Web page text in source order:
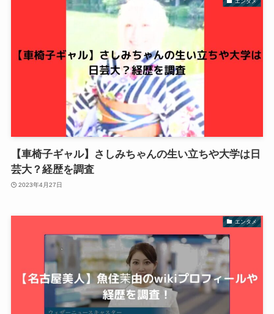
エンタメ
【車椅子ギャル】さしみちゃんの生い立ちや大学は日
芸大？経歴を調査
2023年4月27日
エンタメ